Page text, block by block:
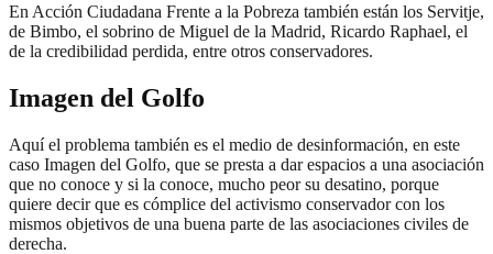
En Acción Ciudadana Frente a la Pobreza también están los Servitje,
de Bimbo, el sobrino de Miguel de la Madrid, Ricardo Raphael, el
de la credibilidad perdida, entre otros conservadores.
Imagen del Golfo
Aquí el problema también es el medio de desinformación, en este
caso Imagen del Golfo, que se presta a dar espacios a una asociación
que no conoce y si la conoce, mucho peor su desatino, porque
quiere decir que es cómplice del activismo conservador con los
mismos objetivos de una buena parte de las asociaciones civiles de
derecha.